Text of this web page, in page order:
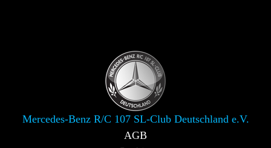
Mercedes-Benz R/C 107 SL-Club Deutschland e.V.
AGB